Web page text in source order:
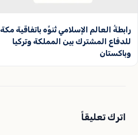
رابطةُ العالم الإسلامي تُنوِّه باتفاقية مكة
للدفاع المشترك بين المملكة وتركيا
وباكستان
اترك تعليقاً